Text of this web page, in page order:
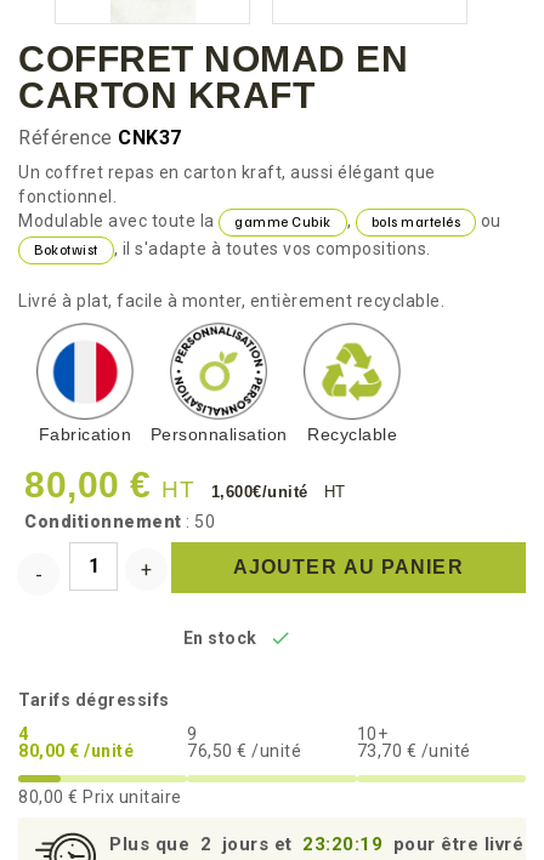
COFFRET NOMAD EN
CARTON KRAFT
Référence CNK37
Un coffret repas en carton kraft, aussi élégant que
fonctionnel.
Modulable avec toute la
gamme Cubik , bols martelés ou
Bokotwist , il s'adapte à toutes vos compositions.
Livré à plat, facile à monter, entièrement recyclable.
Fabrication Personnalisation Recyclable
80,00 € HT 1,600€/unité HT
Conditionnement : 50
AJOUTER AU PANIER
En stock 
Tarifs dégressifs
4
80,00 € /unité
9
76,50 € /unité
10+
73,70 € /unité
80,00 € Prix unitaire
Plus que 2 jours et 23:20:19 pour être livré